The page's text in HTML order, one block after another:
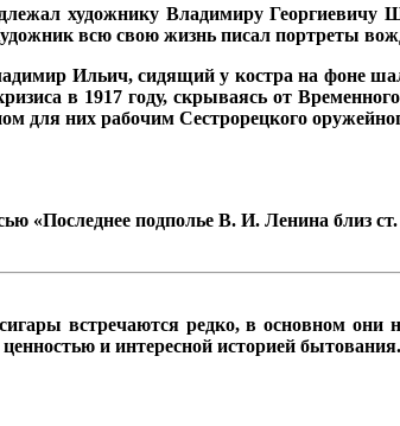
художнику Владимиру Георгиевичу
всю свою жизнь писал портреты
Ильич, сидящий у костра на фоне
в 1917 году, скрываясь от
для них рабочим Сестрорецкого
«Последнее подполье В. И. Ленина близ
встречаются редко, в основном
и интересной историей бытования.